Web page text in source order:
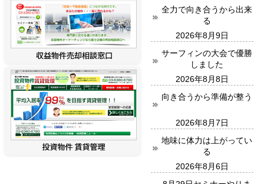
全力で向き合うから出来
る
2026年8月9日
サーフィンの大会で優勝
しました
2026年8月8日
向き合うから準備が整う
2026年8月7日
地味に体力は上がってい
る
2026年8月6日